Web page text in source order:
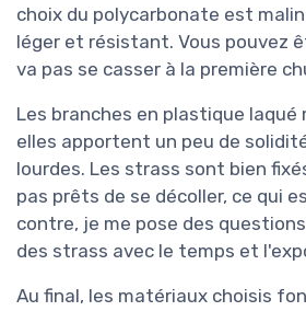
choix du polycarbonate est
léger et résistant. Vous pouvez
va pas se casser à la première
Les branches en plastique laqué
elles apportent un peu de
lourdes. Les strass sont bien
pas prêts de se décoller, ce qui
contre, je me pose des
des strass avec le temps et
Au final, les matériaux choisis